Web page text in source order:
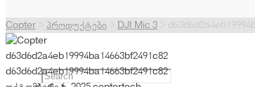
Copter პროდუქტები DJI Mic 3
d63d6d2a4eb19994ba14663bf2491c82
d63d6d2a4eb19994ba14663bf2491c82